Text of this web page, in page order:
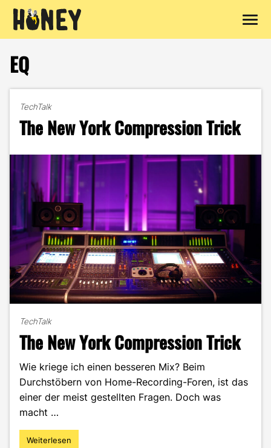
Inhalt
springen
EQ
TechTalk
The New York Compression Trick
TechTalk
The New York Compression Trick
Wie kriege ich einen besseren Mix? Beim
Durchstöbern von Home-Recording-Foren, ist das
einer der meist gestellten Fragen. Doch was
macht …
"The
Weiterlesen